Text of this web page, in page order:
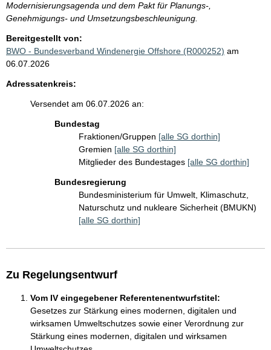
Modernisierungsagenda und dem Pakt für Planungs-,
Genehmigungs- und Umsetzungsbeschleunigung.
Bereitgestellt von:
BWO - Bundesverband Windenergie Offshore (R000252) am
06.07.2026
Adressatenkreis:
Versendet am 06.07.2026 an:
Bundestag
Fraktionen/Gruppen [alle SG dorthin]
Gremien [alle SG dorthin]
Mitglieder des Bundestages [alle SG dorthin]
Bundesregierung
Bundesministerium für Umwelt, Klimaschutz,
Naturschutz und nukleare Sicherheit (BMUKN)
[alle SG dorthin]
Zu Regelungsentwurf
Vom IV eingegebener Referentenentwurfstitel:
Gesetzes zur Stärkung eines modernen, digitalen und
wirksamen Umweltschutzes sowie einer Verordnung zur
Stärkung eines modernen, digitalen und wirksamen